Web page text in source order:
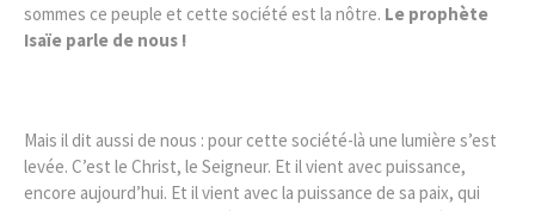
sommes ce peuple et cette société est la nôtre. Le prophète
Isaïe parle de nous !
Mais il dit aussi de nous : pour cette société-là une lumière s’est
levée. C’est le Christ, le Seigneur. Et il vient avec puissance,
encore aujourd’hui. Et il vient avec la puissance de sa paix, qui